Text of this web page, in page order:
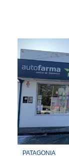
PATAGONIA